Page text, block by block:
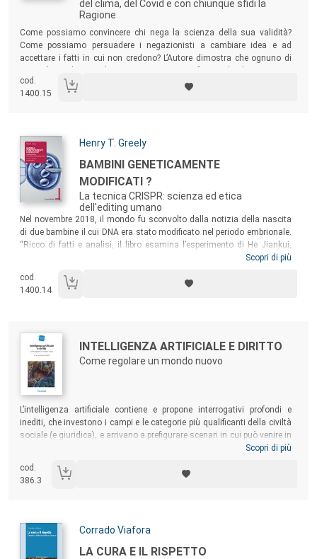
del clima, del Covid e con chiunque sfidi la
Ragione
Come possiamo convincere chi nega la scienza della sua validità?
Come possiamo persuadere i negazionisti a cambiare idea e ad
accettare i fatti in cui non credono? L’Autore dimostra che ognuno di
farlo: se non lo facessimo, saremmo destinati alla rovina.
cod.
1400.15
Autori:
Henry T. Greely
Titolo:
BAMBINI GENETICAMENTE
MODIFICATI ?
La tecnica CRISPR: scienza ed etica
dell'editing umano
Sommario:
Nel novembre 2018, il mondo fu sconvolto dalla notizia della nascita
di due bambine il cui DNA era stato modificato nel periodo embrionale.
“Ricco di fatti e analisi, il libro esamina l’esperimento di He Jiankui,
spiega perché Greely ritiene che sia sbagliato, descrive la reazione del
futuro... Greely fornisce una raffinata interpretazione di questioni di
ampio respiro oggi in gioco” (
Scopri di più
cod.
1400.14
Autori:
Titolo:
INTELLIGENZA ARTIFICIALE E DIRITTO
Come regolare un mondo nuovo
Sommario:
L’intelligenza artificiale contiene e propone interrogativi profondi e
inediti, che investono i campi e le categorie più qualificanti della civiltà
sociale (e giuridica), e arrivano a prefigurare scenari in cui può venire in
discussione l’essenza stessa di ciò che consideriamo identità umana.
dovrà mettere in campo? Che cosa è o cosa può diventare veramente
ciò che chiamiamo AI? A questi interrogativi cercano di rispondere
Scopri di più
cod.
386.3
Autori:
Corrado Viafora
Titolo:
LA CURA E IL RISPETTO